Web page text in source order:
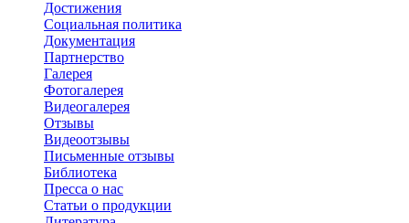
Достижения
Социальная политика
Документация
Партнерство
Галерея
Фотогалерея
Видеогалерея
Отзывы
Видеоотзывы
Письменные отзывы
Библиотека
Пресса о нас
Статьи о продукции